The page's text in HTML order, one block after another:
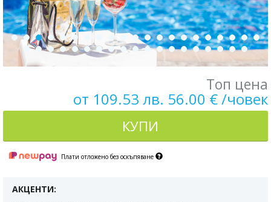
Топ цена
от 109.53 лв. 56.00 € /човек
КУПИ
Плати отложено без оскъпяване
АКЦЕНТИ: